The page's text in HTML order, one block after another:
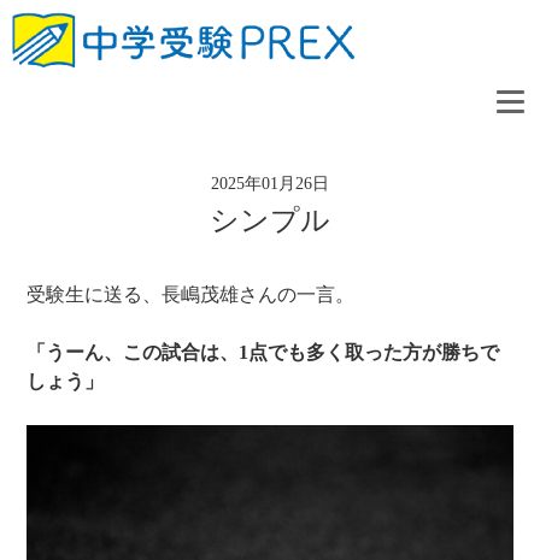
2025年01月26日
シンプル
受験生に送る、長嶋茂雄さんの一言。
「うーん、この試合は、1 点でも多く取った方が勝ちで
しょう」